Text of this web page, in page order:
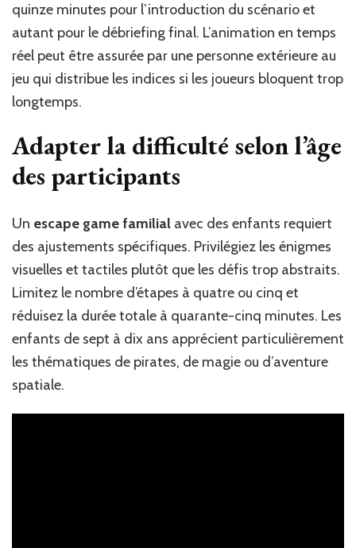
quinze minutes pour l’introduction du scénario et
autant pour le débriefing final. L’animation en temps
réel peut être assurée par une personne extérieure au
jeu qui distribue les indices si les joueurs bloquent trop
longtemps.
Adapter la difficulté selon l’âge
des participants
Un escape game familial avec des enfants requiert
des ajustements spécifiques. Privilégiez les énigmes
visuelles et tactiles plutôt que les défis trop abstraits.
Limitez le nombre d’étapes à quatre ou cinq et
réduisez la durée totale à quarante-cinq minutes. Les
enfants de sept à dix ans apprécient particulièrement
les thématiques de pirates, de magie ou d’aventure
spatiale.